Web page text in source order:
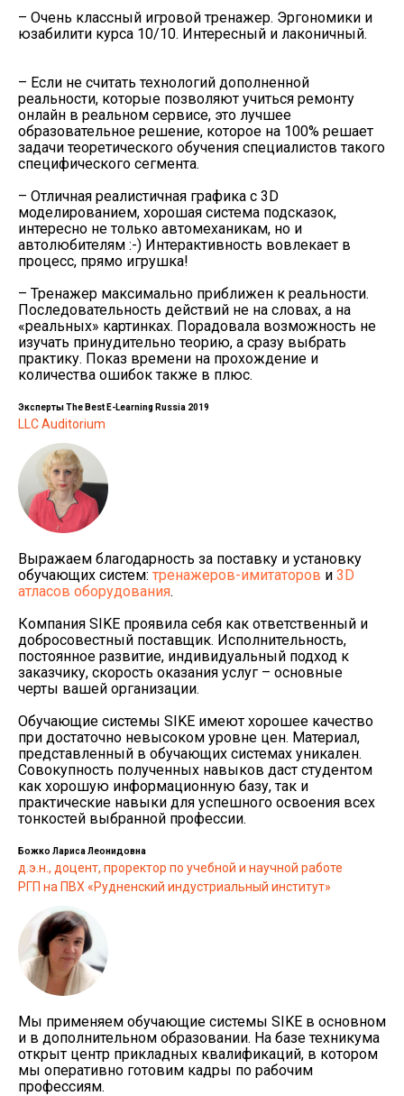
– Очень классный игровой тренажер. Эргономики и
юзабилити курса 10/10. Интересный и лаконичный.
– Если не считать технологий дополненной
реальности, которые позволяют учиться ремонту
онлайн в реальном сервисе, это лучшее
образовательное решение, которое на 100% решает
задачи теоретического обучения специалистов такого
специфического сегмента.
– Отличная реалистичная графика с 3D
моделированием, хорошая система подсказок,
интересно не только автомеханикам, но и
автолюбителям :-) Интерактивность вовлекает в
процесс, прямо игрушка!
– Тренажер максимально приближен к реальности.
Последовательность действий не на словах, а на
«реальных» картинках. Порадовала возможность не
изучать принудительно теорию, а сразу выбрать
практику. Показ времени на прохождение и
количества ошибок также в плюс.
Эксперты The Best E-Learning Russia 2019
LLC Auditorium
Выражаем благодарность за поставку и установку
обучающих систем: тренажеров-имитаторов и 3D
атласов оборудования.
Компания SIKE проявила себя как ответственный и
добросовестный поставщик. Исполнительность,
постоянное развитие, индивидуальный подход к
заказчику, скорость оказания услуг – основные
черты вашей организации.
Обучающие системы SIKE имеют хорошее качество
при достаточно невысоком уровне цен. Материал,
представленный в обучающих системах уникален.
Совокупность полученных навыков даст студентом
как хорошую информационную базу, так и
практические навыки для успешного освоения всех
тонкостей выбранной профессии.
Божко Лариса Леонидовна
д.э.н., доцент, проректор по учебной и научной работе
РГП на ПВХ «Рудненский индустриальный институт»
Мы применяем обучающие системы SIKE в основном
и в дополнительном образовании. На базе техникума
открыт центр прикладных квалификаций, в котором
мы оперативно готовим кадры по рабочим
профессиям.